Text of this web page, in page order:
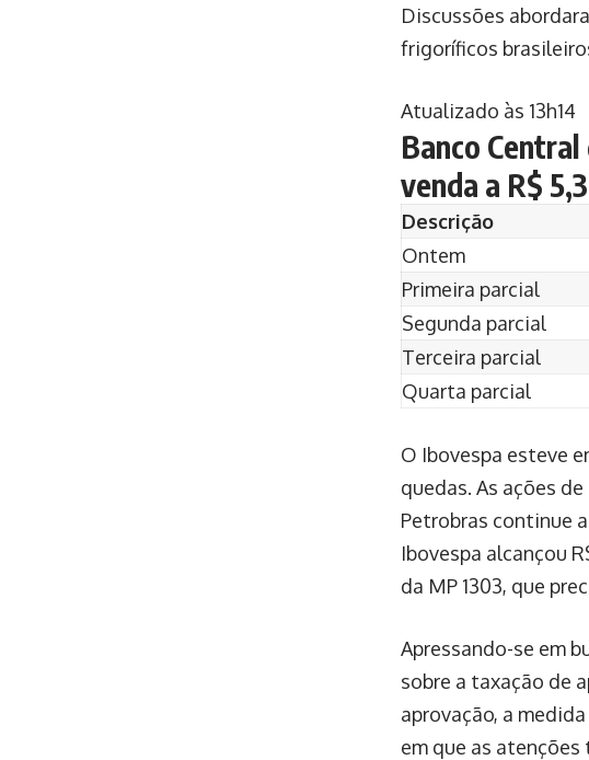
Discussões
frigoríficos
Atualizado às 13h14
Banco
venda a R$
Descrição
Ontem
Primeira parcial
Segunda parcial
Terceira parcial
Quarta parcial
O Ibovespa esteve
quedas. As ações
Petrobras continue
Ibovespa alcançou
da MP 1303, que
Apressando-se em
sobre a taxação de
aprovação, a
em que as